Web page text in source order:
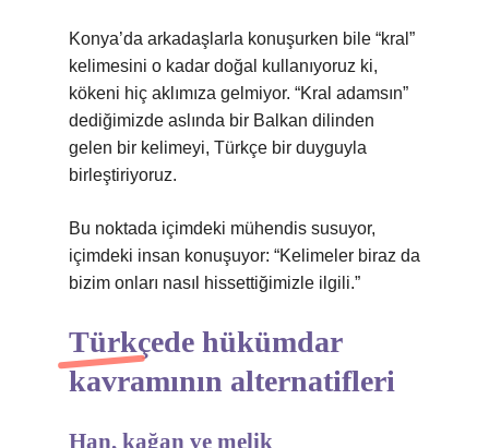
Konya’da arkadaşlarla konuşurken bile “kral”
kelimesini o kadar doğal kullanıyoruz ki,
kökeni hiç aklımıza gelmiyor. “Kral adamsın”
dediğimizde aslında bir Balkan dilinden
gelen bir kelimeyi, Türkçe bir duyguyla
birleştiriyoruz.
Bu noktada içimdeki mühendis susuyor,
içimdeki insan konuşuyor: “Kelimeler biraz da
bizim onları nasıl hissettiğimizle ilgili.”
Türkçede hükümdar
kavramının alternatifleri
Han, kağan ve melik